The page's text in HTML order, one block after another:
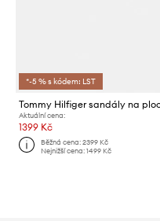
*-5 % s kódem: LST
Aktuální cena:
1399 Kč
Běžná cena:2399 Kč
Nejnižší cena:1499 Kč